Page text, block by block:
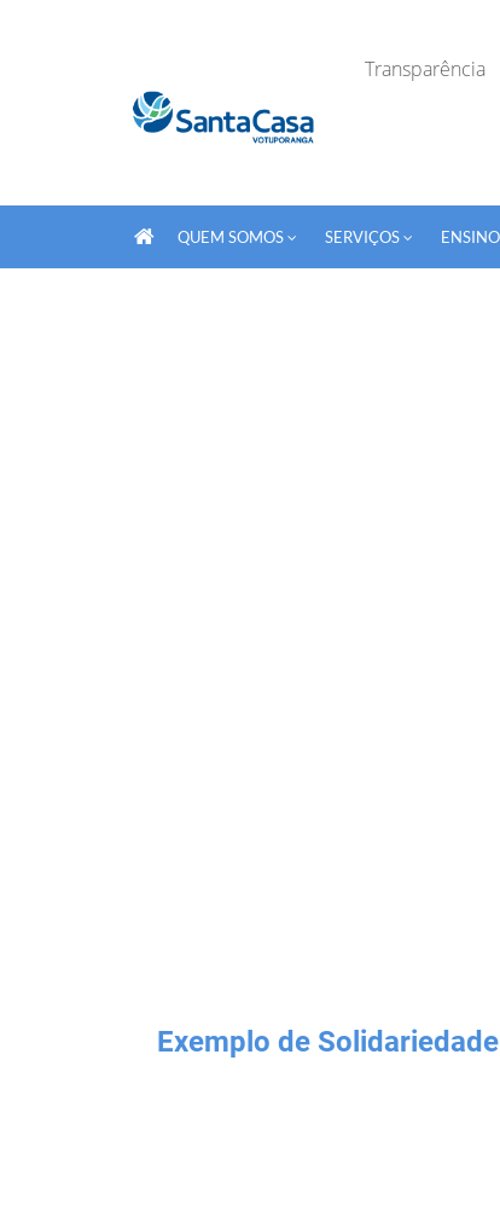
Transparência
QUEM SOMOS SERVIÇOS
Exemplo de